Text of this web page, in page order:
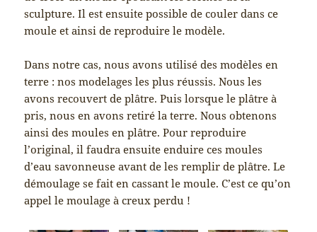
sculpture. Il est ensuite possible de couler dans ce
moule et ainsi de reproduire le modèle.
Dans notre cas, nous avons utilisé des modèles en
terre : nos modelages les plus réussis. Nous les
avons recouvert de plâtre. Puis lorsque le plâtre à
pris, nous en avons retiré la terre. Nous obtenons
ainsi des moules en plâtre. Pour reproduire
l’original, il faudra ensuite enduire ces moules
d’eau savonneuse avant de les remplir de plâtre. Le
démoulage se fait en cassant le moule. C’est ce qu’on
appel le moulage à creux perdu !